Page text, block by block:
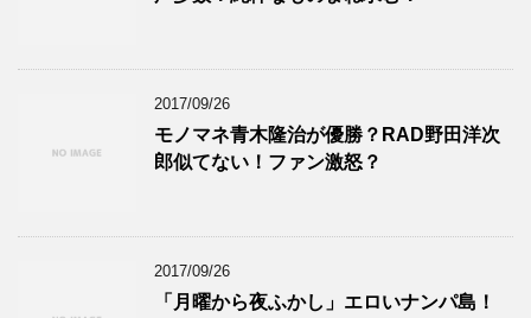
2017/09/26
モノマネ青木隆治が優勝？RAD野田洋次
郎似てない！ファン激怒？
2017/09/26
「月曜から夜ふかし」エロいナンパ島！